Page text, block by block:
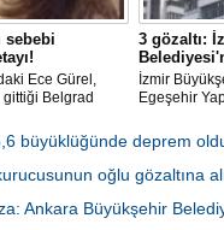
sebebi
Ece Gürel,
Belgrad
bulunan ancak
hayatını
ilgili
dikkat
3 gözaltı:
İzmir
Egeşehir
karıştırma'
şüpheliden
tarafınca
büyüklüğünde deprem
oğlu gözaltına
Ankara Büyükşehir